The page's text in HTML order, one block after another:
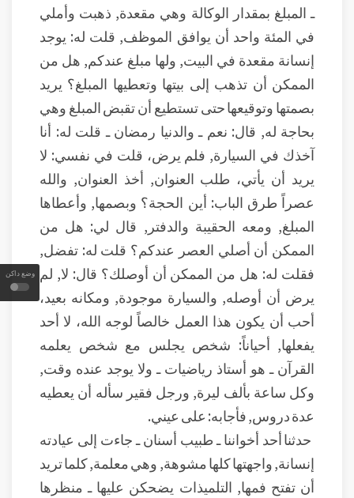
وضع داكن
ـ المبلغ بمقدار الوكالة وهي مقعدة, ذهبت وأملي
في المئة واحد أن يوافق الموظف, قلت له: يوجد
إنسانة مقعدة في البيت, ولها مبلغ عندكم, هل من
الممكن أن تذهب إلى بيتها وتعطيها المبلغ؟ يريد
بصمتها وتوقيعها حتى تستطيع أن تقبض المبلغ وهي
بحاجة له, قال: نعم ـ والدنيا رمضان ـ قلت له: أنا
آخذك في السيارة, فلم يرض، قلت في نفسي: لا
يريد أن يأتي، طلب العنوان, أخذ العنوان, والله
عصراً طرق الباب: أين الحجة؟ وبصمها, وأعطاها
المبلغ, ومعه الحقيبة والدفتر, قال لي: هل من
الممكن أن أصلي العصر عندكم؟ قلت له: تفضل,
فقلت له: هل من الممكن أن أوصلك؟ قال: لا, لم
يرض أن أوصله, والسيارة موجودة, ومكانه بعيد،
أحب أن يكون هذا العمل خالصاً لوجه الله، لا أحد
يفعلها, أحياناً: شخص يجلس مع شخص يعلمه
القرآن ـ هو أستاذ رياضيات ـ ولا يوجد عنده وقت,
وكل ساعة بألف ليرة, ورجل فقير سأله أن يعطيه
عدة دروس, فأجابه: على عيني.
حدثنا أحد أخواننا ـ طبيب أسنان ـ جاءت إلى عيادته
إنسانة, واجهتها كلها مشوهة, وهي معلمة, كلما تريد
أن تفتح فمها, التلميذات يضحكن عليها ـ منظرها